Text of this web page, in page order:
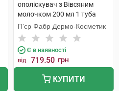
ополіскувач з Вівсяним
молочком 200 мл 1 туба
П'єр Фабр Дермо-Косметик
Є в наявності
від 719.50 грн
КУПИТИ